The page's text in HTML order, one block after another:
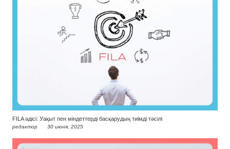
FILA әдісі: Уақыт пен міндеттерді басқарудың тиімді тәсілі
редактор 30 июня, 2025